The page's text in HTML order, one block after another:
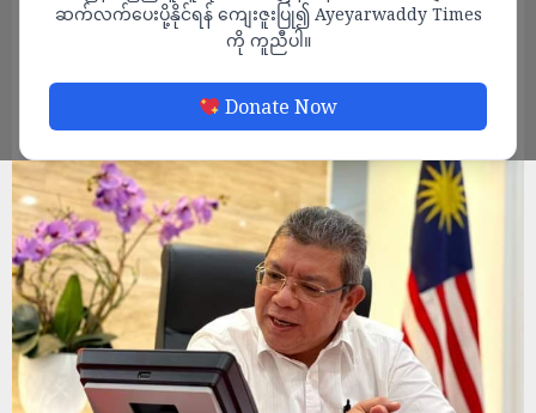
ဆက်လက်ပေးပို့နိုင်ရန် ကျေးဇူးပြု၍ Ayeyarwaddy Times
ကို ကူညီပါ။
Donate Now
အာဆီယံအဖွဲ့ဝင်နိုင်ငံတွေက NUG နဲ့ တွေ့ဆုံဖို့
လိုအပ်နေပြီလို့ မလေးရှား နိုင်ငံခြားရေးဝန်ကြီး
ပြော
ADMIN JULY 31, 2022